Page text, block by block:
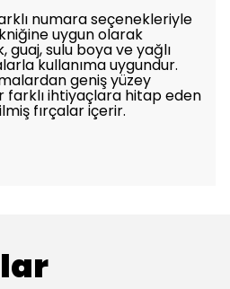
numara seçenekleriyle
uygun olarak
guaj, sulu boya ve yağlı
kullanıma uygundur.
geniş yüzey
farklı ihtiyaçlara hitap eden
fırçalar içerir.